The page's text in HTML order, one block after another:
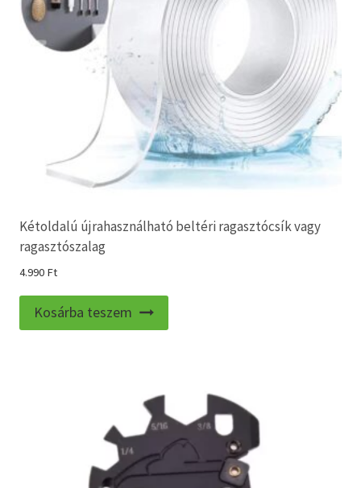
ki
Kétoldalú újrahasználható beltéri ragasztócsík vagy
ragasztószalag
4.990 Ft
Kosárba teszem